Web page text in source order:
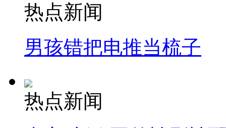
司机酒驾遇交警 急速倒车逃窜
热点新闻
男孩错把电推当梳子
热点新闻